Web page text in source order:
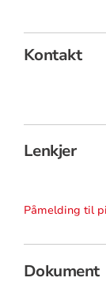
Kontakt
Lenkjer
Påmelding til
Dokument